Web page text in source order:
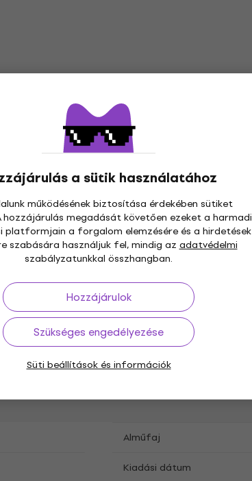
a sütik használatához
működésének biztosítása érdekében sütiket
hozzájárulás megadását követően ezeket a
platformjain a forgalom elemzésére és a hirdetések
szabására használjuk fel, mindig azadatvédelmi
szabályzatunkkal összhangban.
Hozzájárulok
Szükséges engedélyezése
Süti beállítások és információk
Alműfaj
Kiadási dátum